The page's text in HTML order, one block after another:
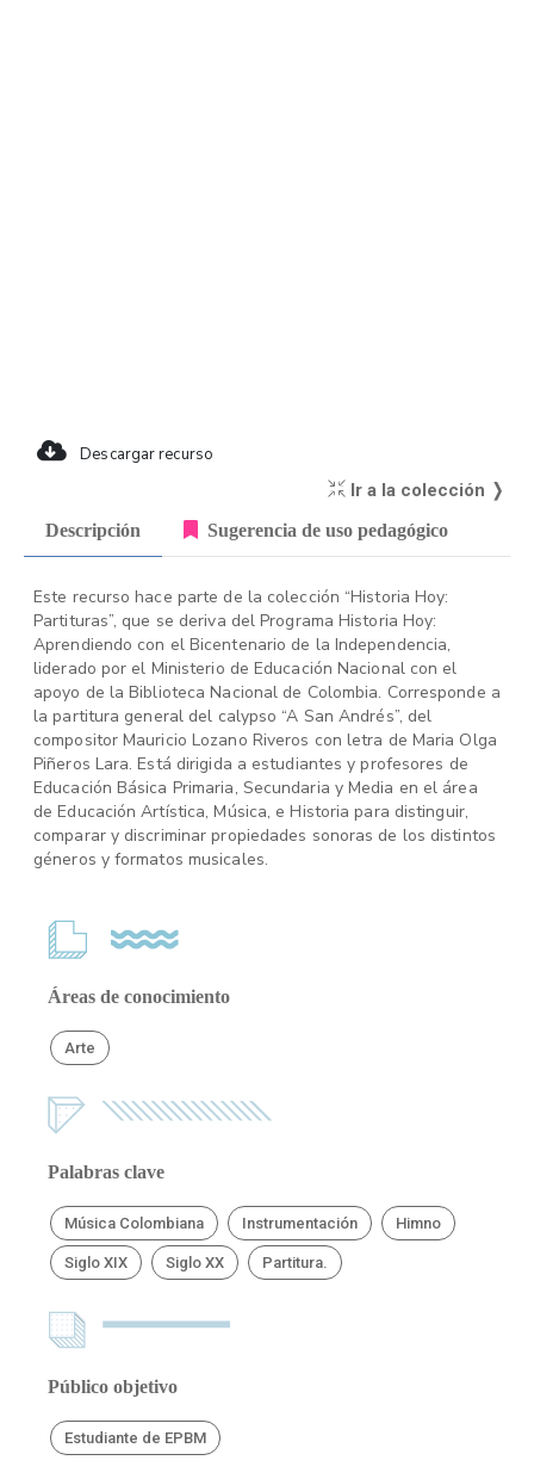
Descargar recurso
Ir a la colección ❭
Descripción Sugerencia de uso pedagógico
Este recurso hace parte de la colección “Historia Hoy:
Partituras”, que se deriva del Programa Historia Hoy:
Aprendiendo con el Bicentenario de la Independencia,
liderado por el Ministerio de Educación Nacional con el
apoyo de la Biblioteca Nacional de Colombia. Corresponde a
la partitura general del calypso “A San Andrés”, del
compositor Mauricio Lozano Riveros con letra de Maria Olga
Piñeros Lara. Está dirigida a estudiantes y profesores de
Educación Básica Primaria, Secundaria y Media en el área
de Educación Artística, Música, e Historia para distinguir,
comparar y discriminar propiedades sonoras de los distintos
géneros y formatos musicales.
Áreas de conocimiento
Arte
Palabras clave
Música Colombiana Instrumentación Himno
Siglo XIX Siglo XX Partitura.
Público objetivo
Estudiante de EPBM